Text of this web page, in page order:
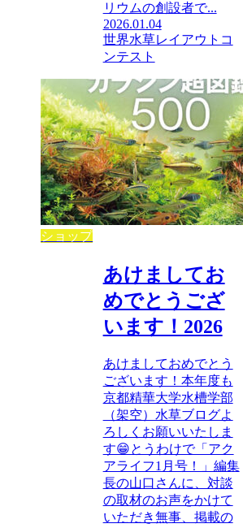
リウムの創設者で...
2026.01.04
世界水草レイアウトコ
ンテスト
ショップ
あけましてお
めでとうござ
います！2026
あけましておめでとう
ございます！本年度も
京都精華大学水槽学部
（架空）水草ブログよ
ろしくお願いいたしま
す😁とうわけで「アク
アライフ1月号！」編集
長の山口さんに、対談
の取材のお声をかけて
いただき無事、掲載の